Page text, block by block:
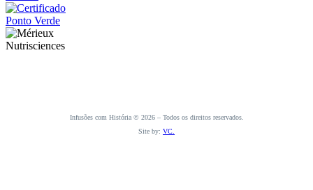
Infusões com História © 2026 – Todos os direitos reservados.
Site by: VC.